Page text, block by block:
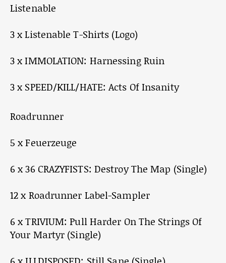
Listenable
3 x Listenable T-Shirts (Logo)
3 x IMMOLATION: Harnessing Ruin
3 x SPEED/KILL/HATE: Acts Of Insanity
Roadrunner
5 x Feuerzeuge
6 x 36 CRAZYFISTS: Destroy The Map (Single)
12 x Roadrunner Label-Sampler
6 x TRIVIUM: Pull Harder On The Strings Of
Your Martyr (Single)